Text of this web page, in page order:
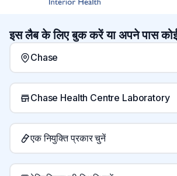
इस लैब के लिए बुक करें या अपने पास
Chase
Chase Health Centre Laboratory
एक नियुक्ति प्रकार चुनें